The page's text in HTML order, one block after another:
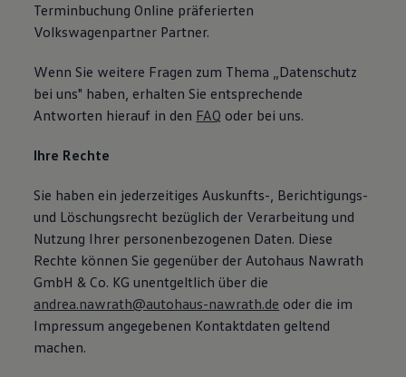
Terminbuchung Online präferierten
Volkswagenpartner Partner.
Wenn Sie weitere Fragen zum Thema „Datenschutz
bei uns" haben, erhalten Sie entsprechende
Antworten hierauf in den FAQ oder bei uns.
Ihre Rechte
Sie haben ein jederzeitiges Auskunfts-, Berichtigungs-
und Löschungsrecht bezüglich der Verarbeitung und
Nutzung Ihrer personenbezogenen Daten. Diese
Rechte können Sie gegenüber der Autohaus Nawrath
GmbH & Co. KG unentgeltlich über die
andrea.nawrath@autohaus-nawrath.de oder die im
Impressum angegebenen Kontaktdaten geltend
machen.